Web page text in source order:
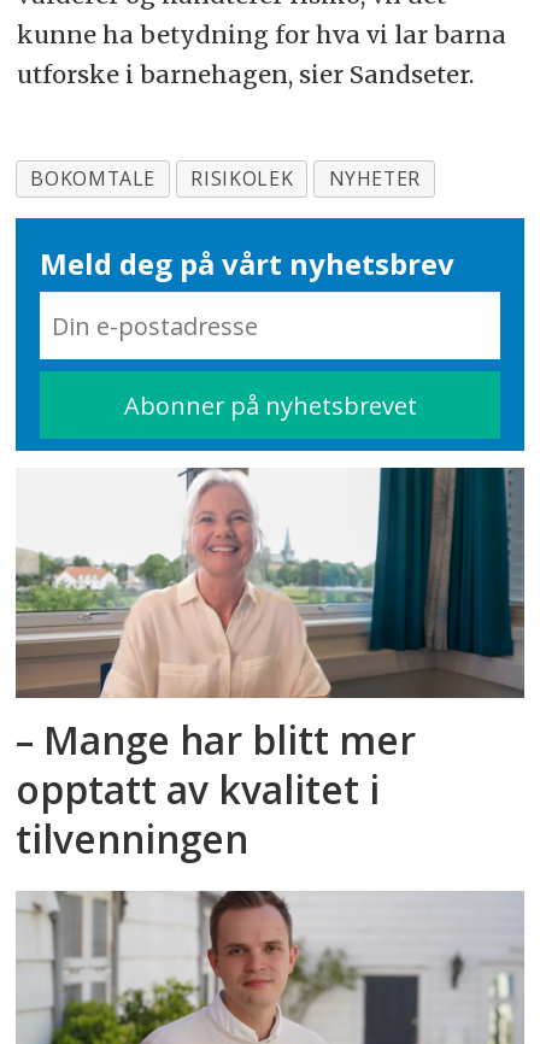
kunne ha betydning for hva vi lar barna
utforske i barnehagen, sier Sandseter.
BOKOMTALE RISIKOLEK NYHETER
Meld deg på vårt nyhetsbrev
– Mange har blitt mer
opptatt av kvalitet i
tilvenningen